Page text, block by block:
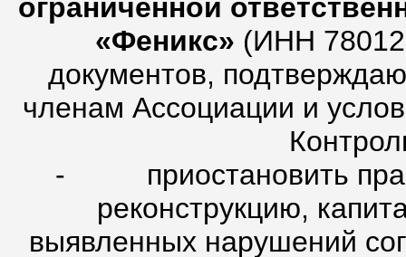
ограниченной
«Феникс» (ИНН
документов,
членам Ассоциации и
- приостановить
реконструкцию,
выявленных нарушений